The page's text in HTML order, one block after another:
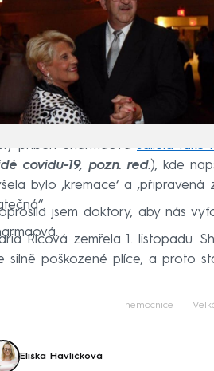
příběh Sharmaová sdílela také
covidu-19, pozn. red.), kde
bylo ‚kremace‘ a
jsem doktory, aby nás
Ricová zemřela 1. listopadu.
silně poškozené plíce, a proto
nemocnice
Eliška Havlíčková